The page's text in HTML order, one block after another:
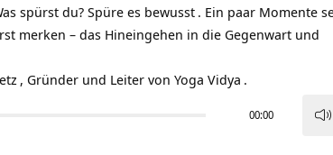
spürst du? Spüre es bewusst . Ein paar Momente
merken – das Hineingehen in die Gegenwart und
, Gründer und Leiter von Yoga Vidya .
00:00